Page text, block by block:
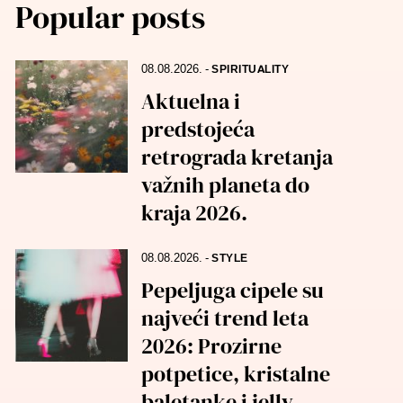
Popular posts
08.08.2026.-SPIRITUALITY
Aktuelna i
predstojeća
retrograda kretanja
važnih planeta do
kraja 2026.
08.08.2026.-STYLE
Pepeljuga cipele su
najveći trend leta
2026: Prozirne
potpetice, kristalne